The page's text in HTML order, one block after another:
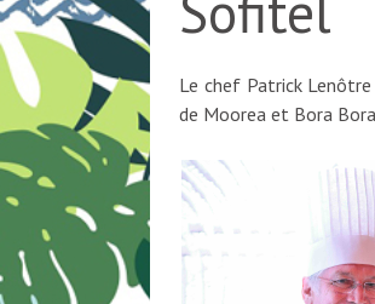
Le chef Patrick
de Moorea et Bora